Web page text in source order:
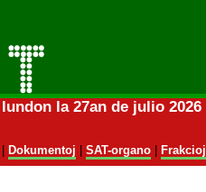
la 27an de julio
Dokumentoj SAT-organo| Frakcioj